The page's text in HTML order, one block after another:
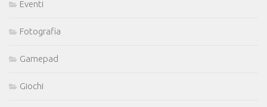
Eventi
Fotografia
Gamepad
Giochi